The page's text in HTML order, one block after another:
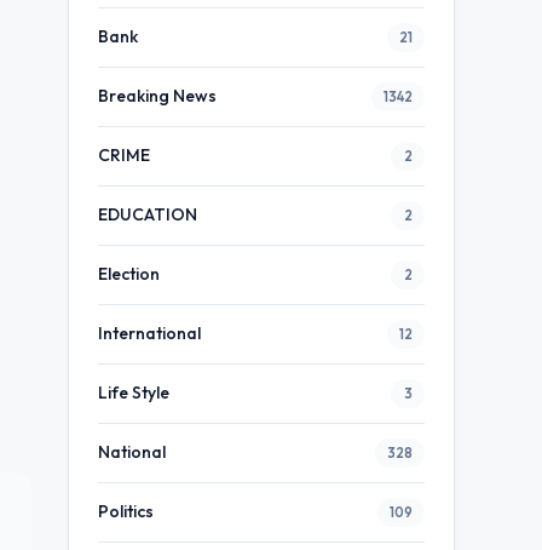
Bank 21
Breaking News 1342
CRIME 2
EDUCATION 2
Election 2
International 12
Life Style 3
National 328
Politics 109